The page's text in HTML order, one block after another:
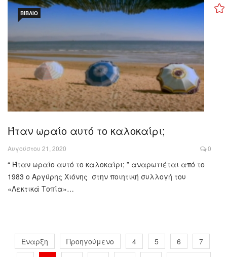
ΒΙΒΛΊΟ
Ήταν ωραίο αυτό το καλοκαίρι;
Αυγούστου 21, 2020 0
“ Ήταν ωραίο αυτό το καλοκαίρι; ” αναρωτιέται από το
1983 ο Αργύρης Χιόνης στην ποιητική συλλογή του
«Λεκτικά Τοπία»…
Έναρξη Προηγούμενο 4 5 6
7